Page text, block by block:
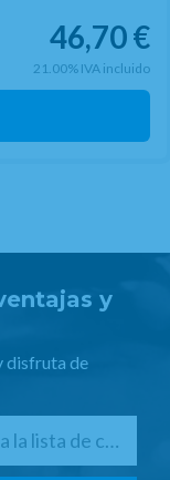
46,70€
21.00% IVA incluido
y
disfruta de